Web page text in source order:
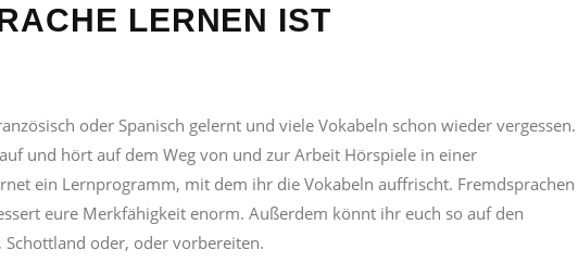
LERNEN IST
oder Spanisch gelernt und viele Vokabeln schon wieder vergessen.
und hört auf dem Weg von und zur Arbeit Hörspiele in einer
ein Lernprogramm, mit dem ihr die Vokabeln auffrischt. Fremdsprachen
eure Merkfähigkeit enorm. Außerdem könnt ihr euch so auf den
oder, oder vorbereiten.